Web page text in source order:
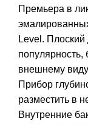
Премьера в
Level.
популярность,
внешнему виду
Прибор
разместить в
Внутренние